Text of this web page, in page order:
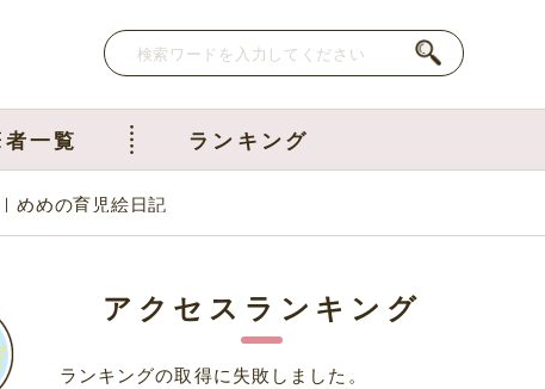
一覧 ランキング
めめの育児絵日記
アクセスランキング
ランキングの取得に失敗しました。